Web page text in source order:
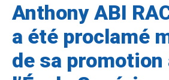
Anthony ABI
a été proclamé
de sa promotion